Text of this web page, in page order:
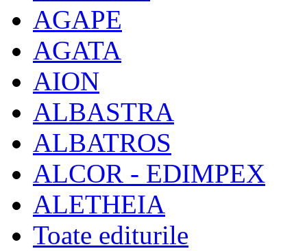
AGAPE
AGATA
AION
ALBASTRA
ALBATROS
ALCOR - EDIMPEX
ALETHEIA
Toate editurile